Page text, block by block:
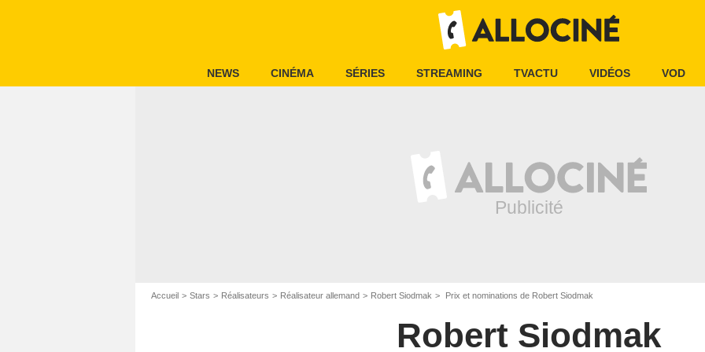
NEWS CINÉMA SÉRIES STREAMING TVACTU VIDÉOS VOD
Accueil Stars Réalisateurs Réalisateur allemand Robert Siodmak Prix et nominations de Robert Siodmak
Robert Siodmak